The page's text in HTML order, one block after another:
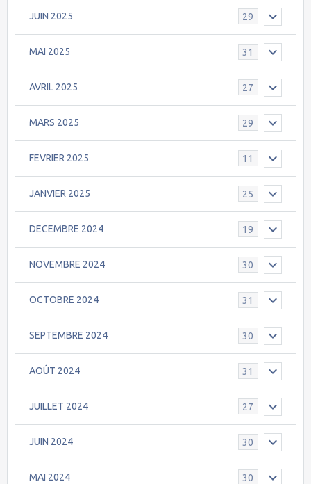
JUIN 2025 29
MAI 2025 31
AVRIL 2025 27
MARS 2025 29
FEVRIER 2025 11
JANVIER 2025 25
DECEMBRE 2024 19
NOVEMBRE 2024 30
OCTOBRE 2024 31
SEPTEMBRE 2024 30
AOÛT 2024 31
JUILLET 2024 27
JUIN 2024 30
MAI 2024 30